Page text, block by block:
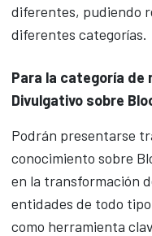
diferentes, pudiendo
diferentes categorías.
Para la categoría de
Divulgativo sobre
Podrán presentarse
conocimiento sobre
en la transformación
entidades de todo
como herramienta